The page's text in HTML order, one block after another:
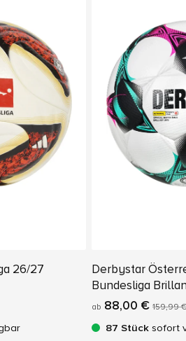
26/27
Derbystar
Bundesliga
Spielball
ab 88,00 € 159,99 €
87 Stück sofort